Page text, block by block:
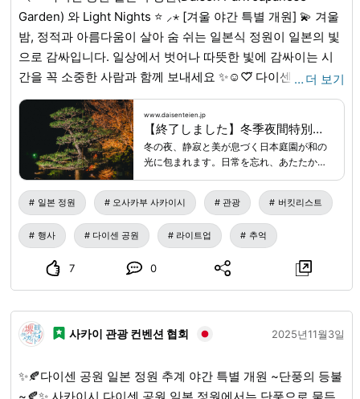
Garden) 와 Light Nights ⭐️ ⸝⋆ [겨울 야간 특별 개원] 💫 겨울
밤, 정적과 아름다움이 살아 숨 쉬는 일본식 정원이 일본의 빛
으로 감싸입니다. 일상에서 벗어나 따뜻한 빛에 감싸이는 시
간을 꼭 소중한 사람과 함께 보내세요 ✨☺♡⃛ 다이센 공원 일
본식 정원(Daisen Park Japanese Garden) (@daisenteien)
🔶개최 기간 ・ 12월 20일(토) ~ 21일(일) ・ 24일(수) ~ 25일
(목) ・17:00~20:00 (최종 입장 19:30) 🔍자세한 내용은 '다이
센 공원 일본식 정원 겨울 야간 특별 개원'으로 검색! 🔗
www.daisenteien.jp...www.daisenteien.jp...
… 더 보기
www.daisenteien.jp
【終了しました】冬季夜間特別開園 和 Light Nights | 大仙公園日本庭園
冬の夜、静寂と美が息づく日本庭園が和の
光に包まれます。日常を忘れ、あたたかい
お過ごし下さい。当日は大阪・関西万博に
出展していた日本を含む18か国のパビリオ
ン等で展示・販売された作品も展示してい
ます。時 間：17:00～20:00(最終入園
場 所：大仙公園日本庭園雨天決行/荒天中
は無料です。※年間入園券をお持ちの方
は、夜間特別開園参加料のみ必要です。※
夜間特別開園参加料入園料合計大人200円
200円400円小人（小・中学生）無料100
일본 정원 오사카부 사카이시 관광 버킷리스트
행사 다이센 공원 라이트업 추억
7 0
사카이 관광 컨벤션 협회 2025년11월3일
✨🍂다이센 공원 일본 정원 추계 야간 특별 개원 ~단풍의 등불
~🍂✨ 사카이시 다이센 공원 일본 정원에서는 단풍으로 물든